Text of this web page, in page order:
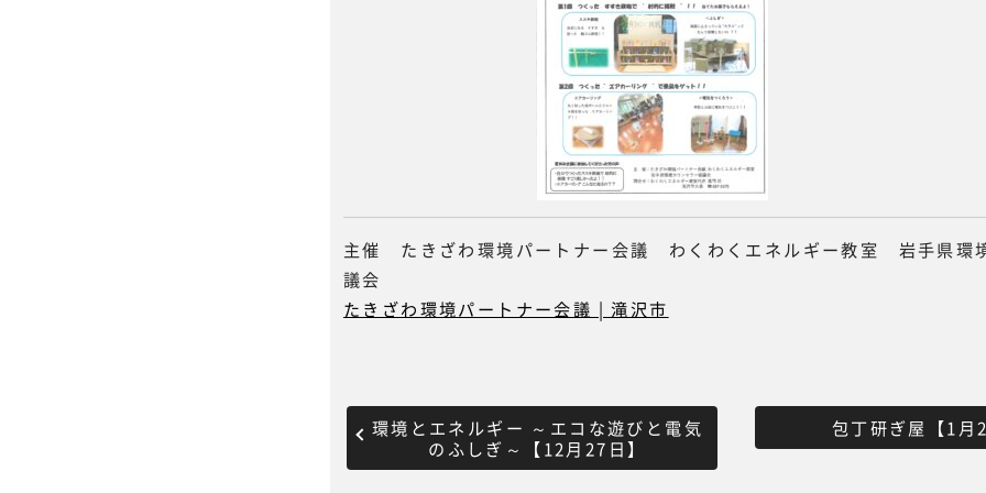
主催 たきざわ環境パートナー会議 わくわくエネルギー教室 岩手県環
議会
たきざわ環境パートナー会議 | 滝沢市
環境とエネルギー ～エコな遊びと電気
のふしぎ～【12月27日】
包丁研ぎ屋【1月